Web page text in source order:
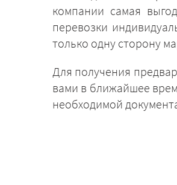
компании самая
перевозки
только одну сторону
Для получения
вами в ближайшее
необходимой